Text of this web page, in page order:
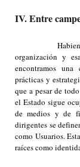
IV. Entre
Habiendo
organización y
encontramos
prácticas y
que a pesar de
el Estado sigue
de medios y de
dirigentes se
como Usuarios.
raíces como